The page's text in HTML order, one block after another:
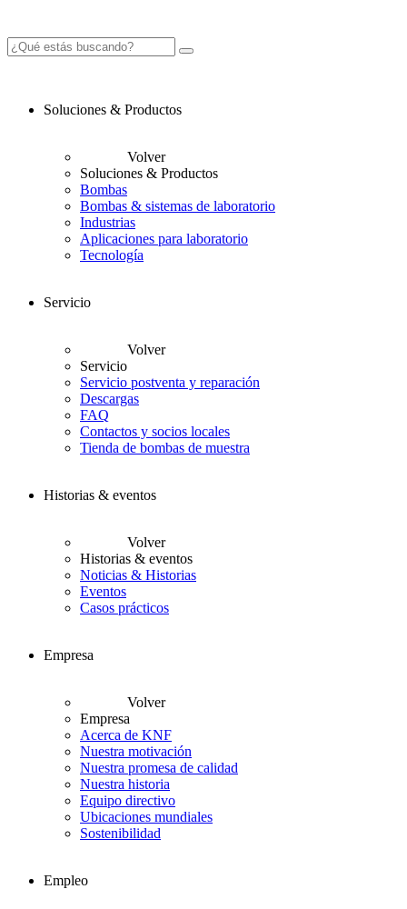
Soluciones & Productos
Volver
Soluciones & Productos
Bombas
Bombas & sistemas de laboratorio
Industrias
Aplicaciones para laboratorio
Tecnología
Servicio
Volver
Servicio
Servicio postventa y reparación
Descargas
FAQ
Contactos y socios locales
Tienda de bombas de muestra
Historias & eventos
Volver
Historias & eventos
Noticias & Historias
Eventos
Casos prácticos
Empresa
Volver
Empresa
Acerca de KNF
Nuestra motivación
Nuestra promesa de calidad
Nuestra historia
Equipo directivo
Ubicaciones mundiales
Sostenibilidad
Empleo